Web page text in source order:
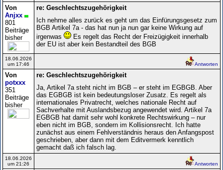
Von
Anjxx
801
Beiträge
bisher
re: Geschlechtszugehörigkeit
Ich nehme alles zurück es geht um das Einfürungsgesetz zum
BGB Artikel 7a - das hat nun ja nun gar keine Wirkung auf
irgenwas
Es regelt das Recht der Freizügigkeit innerhalb
der EU ist aber kein Bestandteil des BGB
18.06.2026
um 17:46
Antworten
Von
potxxx
351
Beiträge
bisher
re: Geschlechtszugehörigkeit
Ja, Artikel 7a steht nicht im BGB – er steht im EGBGB. Aber
das EGBGB ist kein bedeutungsloser Zusatz. Es regelt als
internationales Privatrecht, welches nationale Recht auf
Sachverhalte mit Auslandsbezug angewendet wird. Artikel 7a
EGBGB hat damit sehr wohl konkrete Rechtswirkung – nur
eben nicht im BGB, sondern im Kollisionsrecht. Ich hatte
zunächst aus einem Fehlverständnis heraus den Anfangspost
geschrieben, aber dann mit dem Editvermerk kenntlich
gemacht daß ich falsch lag.
18.06.2026
um 21:26
Antworten